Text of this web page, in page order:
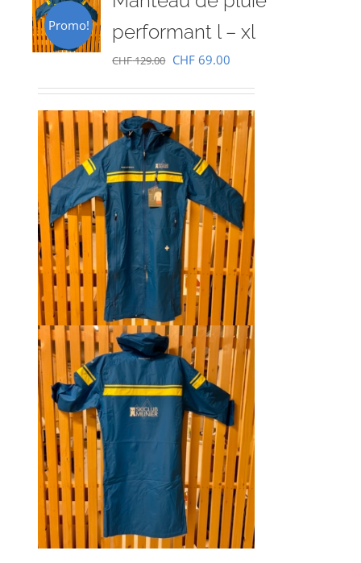
Promo!
performant l – xl
CHF129.00 Le
initial
était :
CHF 129.00.
CHF 69.00
actuel
est :
CHF 69.00.